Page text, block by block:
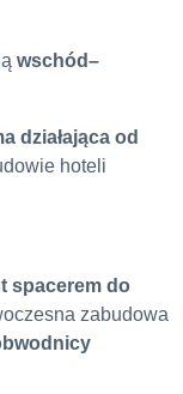
wschód–
działająca od
hoteli
spacerem do
zabudowa